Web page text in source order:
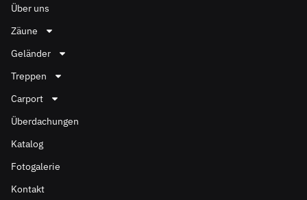
Über uns
Zäune
Geländer
Treppen
Carport
Überdachungen
Katalog
Fotogalerie
Kontakt